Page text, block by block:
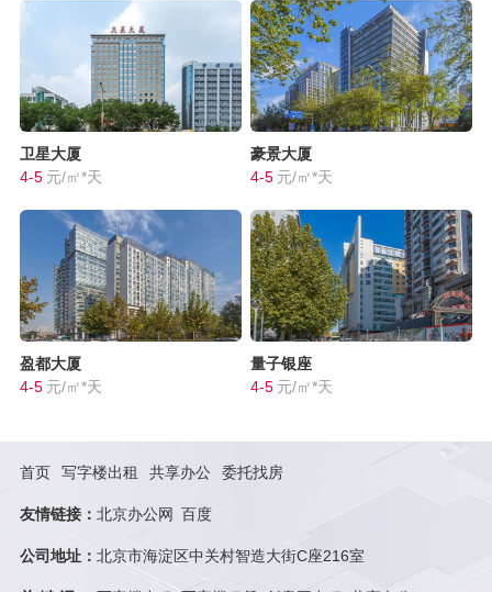
卫星大厦
4-5 元/㎡*天
豪景大厦
4-5 元/㎡*天
盈都大厦
4-5 元/㎡*天
量子银座
4-5 元/㎡*天
首页 写字楼出租 共享办公 委托找房
友情链接： 北京办公网 百度
公司地址： 北京市海淀区中关村智造大街C座216室